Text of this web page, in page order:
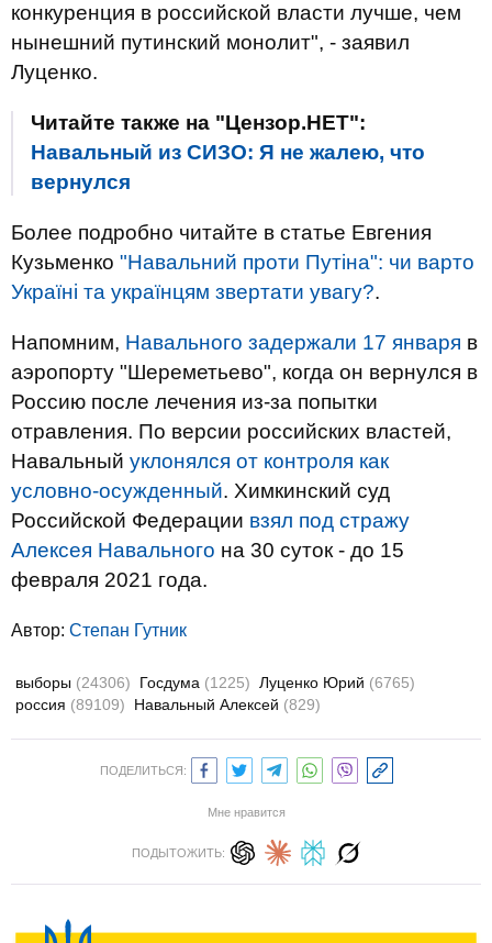
конкуренция в российской власти лучше, чем
нынешний путинский монолит", - заявил
Луценко.
Читайте также на "Цензор.НЕТ":
Навальный из СИЗО: Я не жалею, что
вернулся
Более подробно читайте в статье Евгения
Кузьменко "Навальний проти Путіна": чи варто
Україні та українцям звертати увагу?.
Напомним, Навального задержали 17 января в
аэропорту "Шереметьево", когда он вернулся в
Россию после лечения из-за попытки
отравления. По версии российских властей,
Навальный уклонялся от контроля как
условно-осужденный. Химкинский суд
Российской Федерации взял под стражу
Алексея Навального на 30 суток - до 15
февраля 2021 года.
Автор: Степан Гутник
выборы (24306) Госдума (1225) Луценко Юрий (6765)
россия (89109) Навальный Алексей (829)
ПОДЕЛИТЬСЯ:
Мне нравится
ПОДЫТОЖИТЬ: